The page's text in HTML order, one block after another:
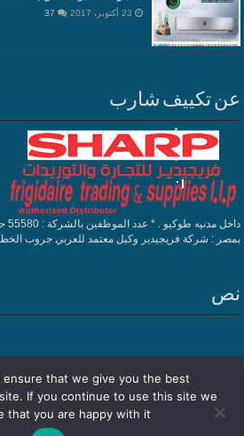
23 أكتوبر، 2017 37
عن تكييف شارب
بمصر : شركة فريجيدير وكيل معتمد للعربي جروب الخط الساخن
نص
Powered by تكييف شارب | Designed by
ensure that we give you the best
If you continue to use this site we
that you are happy with it.